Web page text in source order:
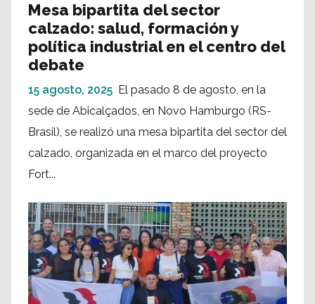
Mesa bipartita del sector
calzado: salud, formación y
política industrial en el centro del
debate
15 agosto, 2025 El pasado 8 de agosto, en la
sede de Abicalçados, en Novo Hamburgo (RS-
Brasil), se realizó una mesa bipartita del sector del
calzado, organizada en el marco del proyecto
Fort...